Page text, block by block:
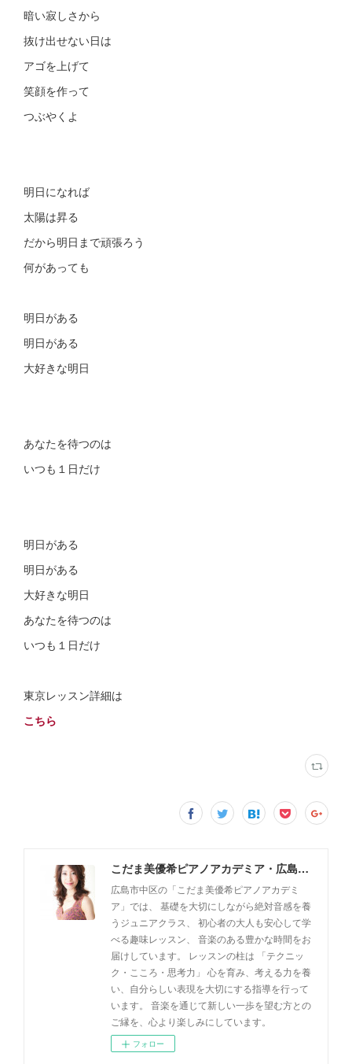
暗い寂しさから
抜け出せない日は
アゴを上げて
笑顔を作って
つぶやくよ
明日になれば
太陽は昇る
だから明日まで頑張ろう
何があっても
明日がある
明日がある
大好きな明日
あなたを待つのは
いつも１日だけ
明日がある
明日がある
大好きな明日
あなたを待つのは
いつも１日だけ
東京レッスン詳細は
こちら
こだま美優希ピアノアカデミア・広島市中区
広島市中区の「こだま美優希ピアノアカデミ
ア」では、 基礎を大切にしながら絶対音感を養
うジュニアクラス、 初心者の大人も安心して学
べる趣味レッスン、 音楽のある豊かな時間をお
届けしています。 レッスンの柱は 「テクニッ
ク・こころ・思考力」 心を育み、考える力を養
い、自分らしい表現を大切にする指導を行って
います。 音楽を通じて新しい一歩を望む方との
ご縁を、心より楽しみにしています。
フォロー